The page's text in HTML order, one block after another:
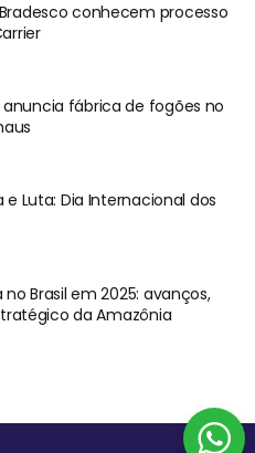
conhecem processo
fábrica de fogões no
Luta: Dia Internacional dos
Brasil em 2025: avanços,
da Amazônia